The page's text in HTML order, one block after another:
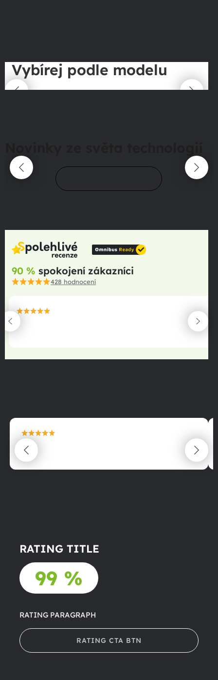
Vybírej podle modelu
90 % spokojení zákazníci
428 hodnocení
maximální spokojenost
22.06.2025
maximální spokojenost
22.06.2025
RATING TITLE
99 %
RATING PARAGRAPH
RATING CTA BTN